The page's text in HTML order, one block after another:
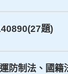
題)
防制法、國籍